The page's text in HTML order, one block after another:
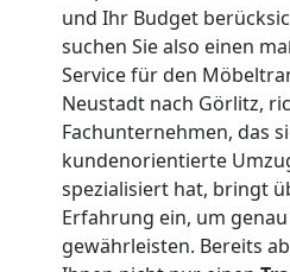
und Ihr Budget
suchen Sie also einen
Service für den
Neustadt nach Görlitz,
Fachunternehmen, das
kundenorientierte
spezialisiert hat, bringt
Erfahrung ein, um
gewährleisten. Bereits
Mann
LKW